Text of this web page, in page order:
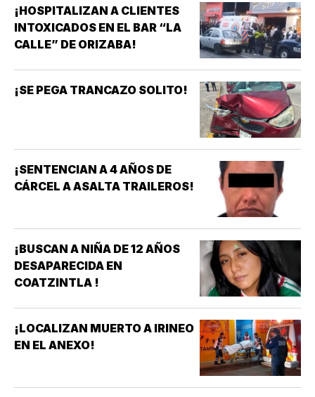
¡HOSPITALIZAN A CLIENTES
INTOXICADOS EN EL BAR “LA
CALLE” DE ORIZABA!
¡SE PEGA TRANCAZO SOLITO!
¡SENTENCIAN A 4 AÑOS DE
CÁRCEL A ASALTA TRAILEROS!
¡BUSCAN A NIÑA DE 12 AÑOS
DESAPARECIDA EN
COATZINTLA !
¡LOCALIZAN MUERTO A IRINEO
EN EL ANEXO!